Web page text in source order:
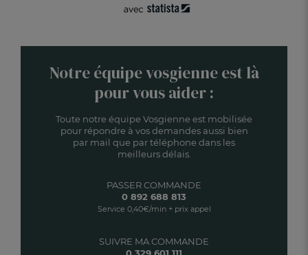
Notre équipe vosgienne est là
pour vous aider :
Toute notre équipe Vosgienne est mobilisée
pour répondre à vos demandes aussi bien
par mail que par téléphone dans les
meilleurs délais.
SUIVRE MA COMMANDE
PASSER COMMANDE
0 892 688 813
Service 0,40€/min + prix appel